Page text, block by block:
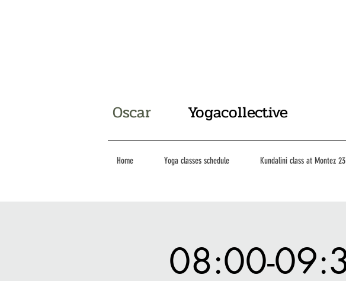
Oscar Yogacollective
Home Yoga classes schedule Kundalini class at Montez
08:00-